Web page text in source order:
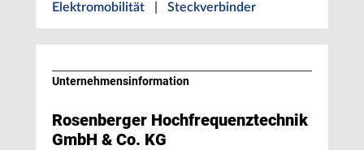
Elektromobilität Steckverbinder
Unternehmens­information
Rosenberger Hochfrequenztechnik
GmbH & Co. KG